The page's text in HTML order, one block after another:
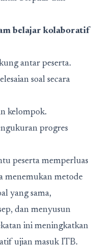
belajar kolaboratif
antar peserta.
soal secara
kelompok.
progres
peserta memperluas
menemukan metode
yang sama,
dan menyusun
ini meningkatkan
ujian masuk ITB.